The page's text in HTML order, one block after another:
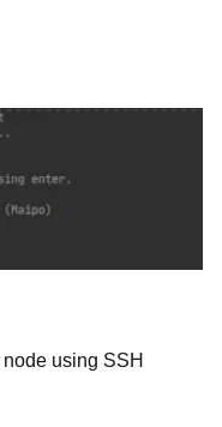
using SSH